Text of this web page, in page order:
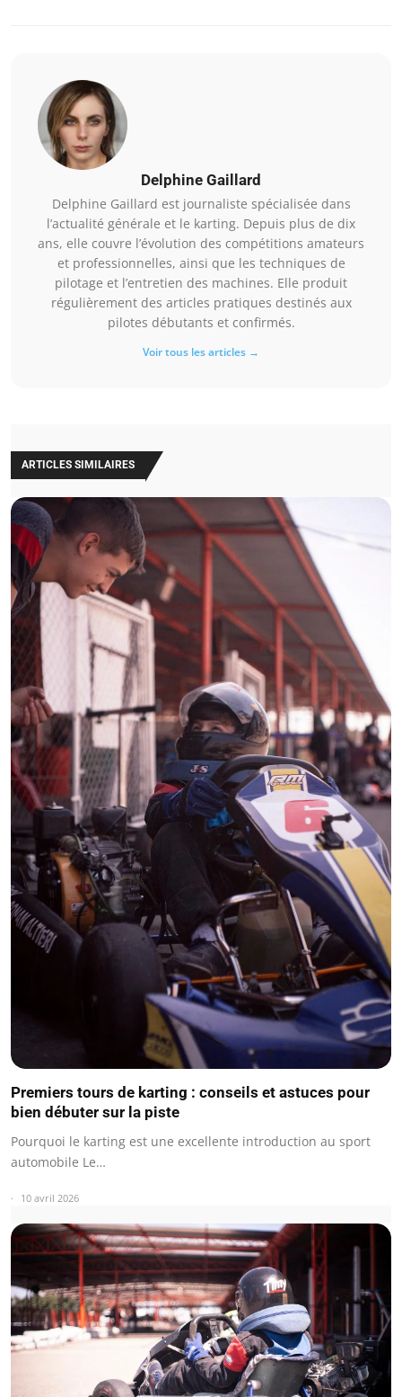
Delphine Gaillard
Delphine Gaillard est journaliste spécialisée dans
l’actualité générale et le karting. Depuis plus de dix
ans, elle couvre l’évolution des compétitions amateurs
et professionnelles, ainsi que les techniques de
pilotage et l’entretien des machines. Elle produit
régulièrement des articles pratiques destinés aux
pilotes débutants et confirmés.
Voir tous les articles →
ARTICLES SIMILAIRES
Premiers tours de karting : conseils et astuces pour
bien débuter sur la piste
Pourquoi le karting est une excellente introduction au sport
automobile Le…
10 avril 2026